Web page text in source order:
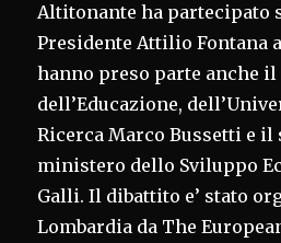
Altitonante ha partecipato
Presidente Attilio Fontana
hanno preso parte anche
dell’Educazione,
Ricerca Marco Bussetti e
ministero dello Sviluppo
Galli. Il dibattito e’ stato
Lombardia da The